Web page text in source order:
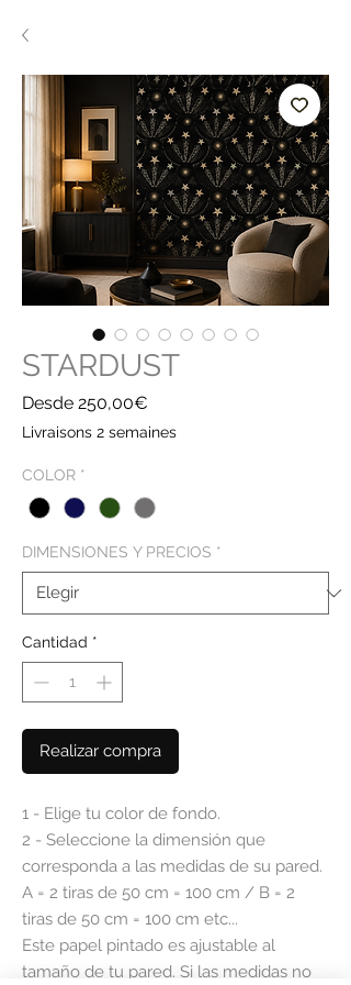
STARDUST
Desde 250,00€
de
oferta
Livraisons 2 semaines
COLOR *
DIMENSIONES Y PRECIOS *
Cantidad *
Realizar compra
1 - Elige tu color de fondo.
2 - Seleccione la dimensión que
corresponda a las medidas de su pared.
A = 2 tiras de 50 cm = 100 cm / B = 2
tiras de 50 cm = 100 cm etc...
Este papel pintado es ajustable al
tamaño de tu pared. Si las medidas no